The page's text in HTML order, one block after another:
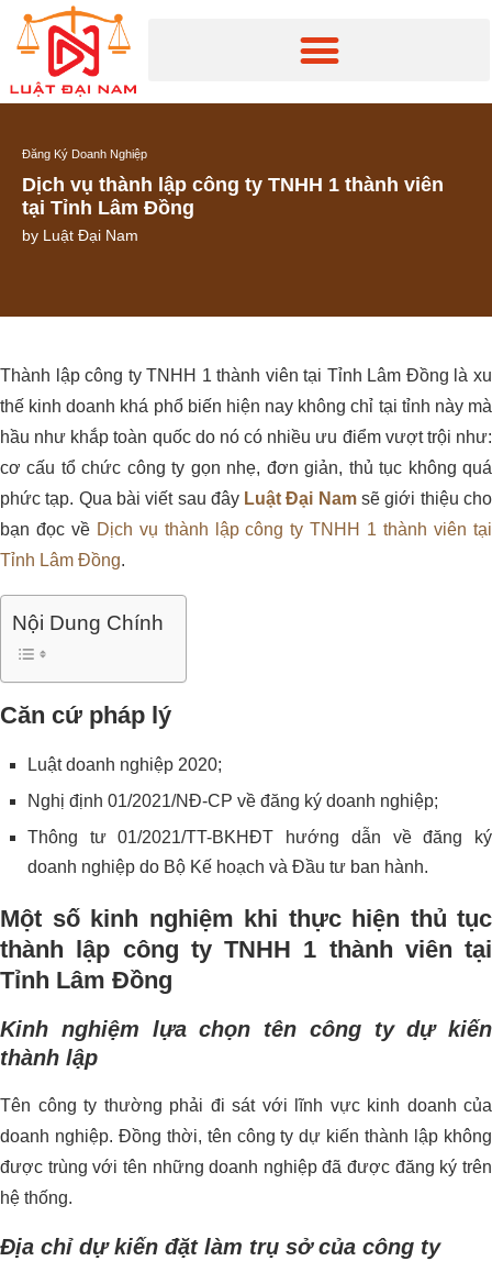
Đăng Ký Doanh Nghiệp
Dịch vụ thành lập công ty TNHH 1 thành viên
tại Tỉnh Lâm Đồng
by Luật Đại Nam
Thành lập công ty TNHH 1 thành viên tại Tỉnh Lâm Đồng là xu
thế kinh doanh khá phổ biến hiện nay không chỉ tại tỉnh này mà
hầu như khắp toàn quốc do nó có nhiều ưu điểm vượt trội như:
cơ cấu tổ chức công ty gọn nhẹ, đơn giản, thủ tục không quá
phức tạp. Qua bài viết sau đây Luật Đại Namsẽ giới thiệu cho
bạn đọc vềDịch vụ thành lập công ty TNHH 1 thành viên tại
Tỉnh Lâm Đồng.
Nội Dung Chính
Căn cứ pháp lý
Luật doanh nghiệp 2020;
Nghị định 01/2021/NĐ-CP về đăng ký doanh nghiệp;
Thông tư 01/2021/TT-BKHĐT hướng dẫn về đăng ký
doanh nghiệp do Bộ Kế hoạch và Đầu tư ban hành.
Một số kinh nghiệm khi thực hiện thủ tục
thành lập công ty TNHH 1 thành viên tại
Tỉnh Lâm Đồng
Kinh nghiệm lựa chọn tên công ty dự kiến
thành lập
Tên công ty thường phải đi sát với lĩnh vực kinh doanh của
doanh nghiệp. Đồng thời, tên công ty dự kiến thành lập không
được trùng với tên những doanh nghiệp đã được đăng ký trên
hệ thống.
Địa chỉ dự kiến đặt làm trụ sở của công ty